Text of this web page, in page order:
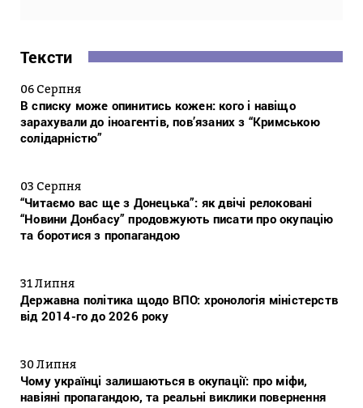
Тексти
06 Серпня
В списку може опинитись кожен: кого і навіщо
зарахували до іноагентів, пов’язаних з “Кримською
солідарністю”
03 Серпня
“Читаємо вас ще з Донецька”: як двічі релоковані
“Новини Донбасу” продовжують писати про окупацію
та боротися з пропагандою
31 Липня
Державна політика щодо ВПО: хронологія міністерств
від 2014-го до 2026 року
30 Липня
Чому українці залишаються в окупації: про міфи,
навіяні пропагандою, та реальні виклики повернення